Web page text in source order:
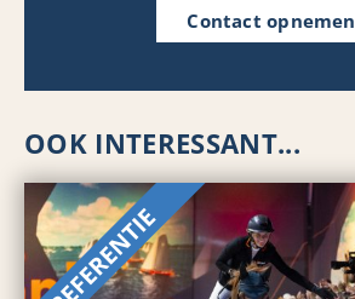
Contact opnemen
OOK INTERESSANT...